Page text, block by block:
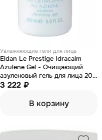
Увлажняющие гели для лица
Eldan Le Prestige Idracalm
Azulene Gel - Очищающий
азуленовый гель для лица 200
мл
3 222 ₽
В корзину